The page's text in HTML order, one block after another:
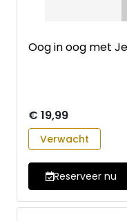
Oog in oog met
€ 19,99
Verwacht
Reserveer nu